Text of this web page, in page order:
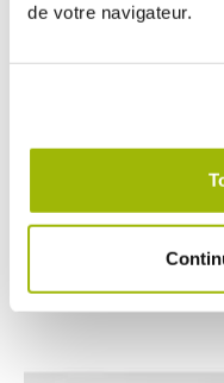
de votre navigateur.
robinet ou d’installer un
Vous